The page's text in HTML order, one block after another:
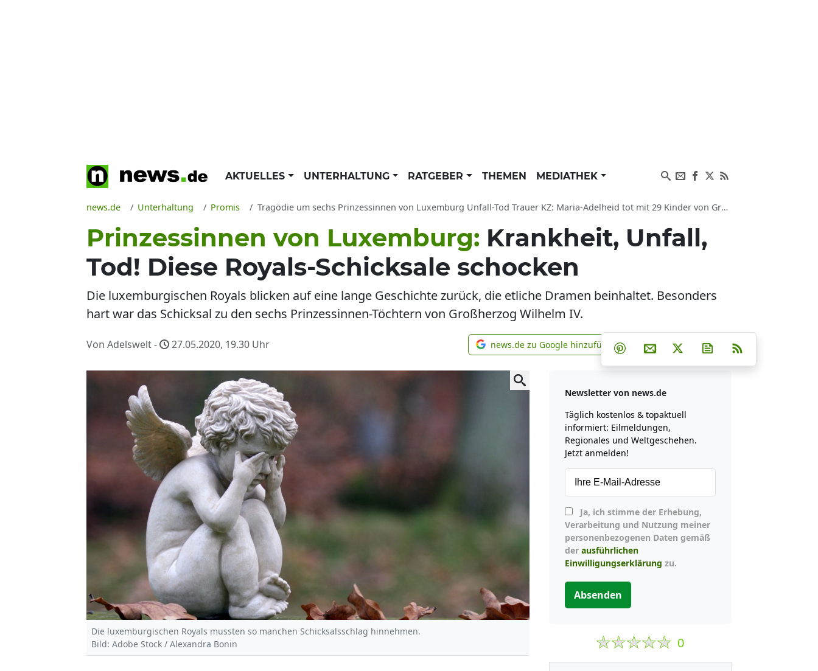
AKTUELLES UNTERHALTUNG RATGEBER THEMEN MEDIATHEK
news.de Unterhaltung Promis Tragödie um sechs Prinzessinnen von Luxemburg Unfall-Tod Trauer KZ: Maria-Adelheid tot mit 29 Kinder von Großherzogin Charlotte gestorben
Prinzessinnen von Luxemburg: Krankheit, Unfall,
Tod! Diese Royals-Schicksale schocken
Die luxemburgischen Royals blicken auf eine lange Geschichte zurück, die etliche Dramen beinhaltet. Besonders
hart war das Schicksal zu den sechs Prinzessinnen-Töchtern von Großherzog Wilhelm IV.
Von Adelswelt - 27.05.2020, 19.30 Uhr news.de zu Google hinzufügen
news.de zu Google hinzufügen Teilen auf Facebook
Teilen auf Whatsapp
Teilen auf Telegram
Teilen auf Pinterest
Per E-Mail teilen
Post auf XNewsletter
Die luxemburgischen Royals mussten so manchen Schicksalsschlag hinnehmen.
Bild: Adobe Stock / Alexandra Bonin
Newsletter von news.de
Täglich kostenlos & topaktuell
informiert: Eilmeldungen,
Regionales und Weltgeschehen.
Jetzt anmelden!
Verarbeitung und Nutzung meiner
personenbezogenen Daten gemäß
der ausführlichen
Einwilligungserklärung zu.
Absenden
0